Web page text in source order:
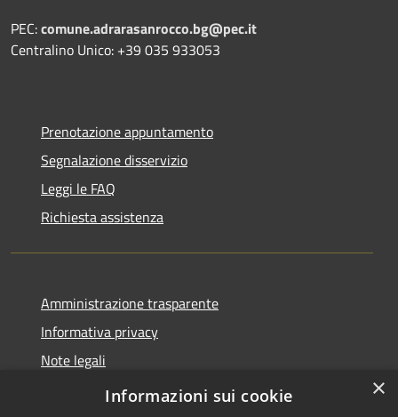
PEC:comune.adrarasanrocco.bg@pec.it
Centralino Unico: +39 035 933053
Prenotazione appuntamento
Segnalazione disservizio
Leggi le FAQ
Richiesta assistenza
Amministrazione trasparente
Informativa privacy
Note legali
Dichiarazione di accessibilità
×
Informazioni sui cookie